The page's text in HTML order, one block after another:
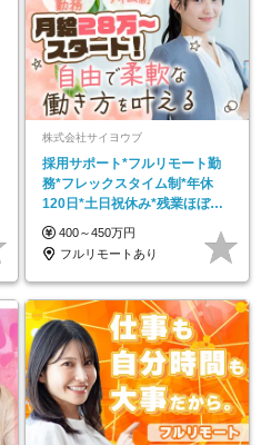
株式会社サイヨウブ
採用サポート*フルリモート勤
務*フレックスタイム制*年休
120日*土日祝休み*残業ほぼな
し*育児中社員8割以上
400～450万円
フルリモートあり